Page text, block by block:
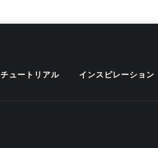
チュートリアル インスピレーション